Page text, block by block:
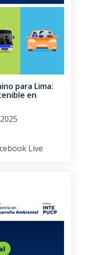
para Lima:
en
Live